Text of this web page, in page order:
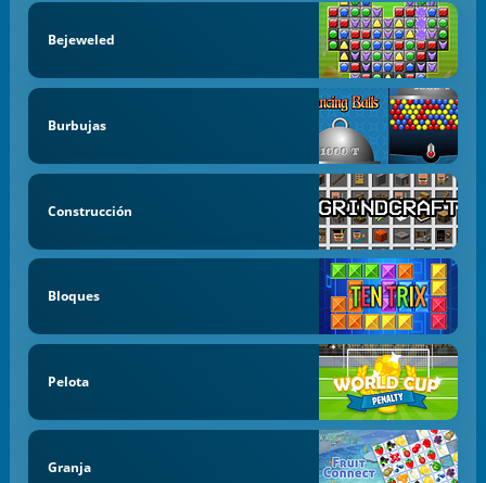
Bejeweled
Burbujas
Construcción
Bloques
Pelota
Granja